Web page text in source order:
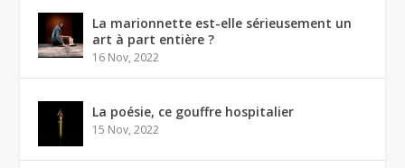
La marionnette est-elle sérieusement un
art à part entière ?
16 Nov, 2022
La poésie, ce gouffre hospitalier
15 Nov, 2022